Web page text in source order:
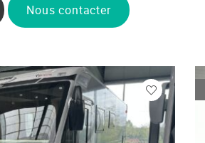
Nous contacter
Veuillez
vous
connecter